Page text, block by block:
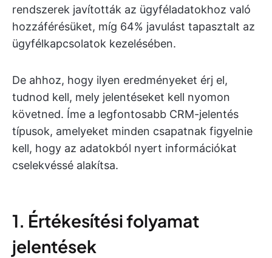
rendszerek javították az ügyféladatokhoz való
hozzáférésüket, míg 64% javulást tapasztalt az
ügyfélkapcsolatok kezelésében.
De ahhoz, hogy ilyen eredményeket érj el,
tudnod kell, mely jelentéseket kell nyomon
követned. Íme a legfontosabb CRM-jelentés
típusok, amelyeket minden csapatnak figyelnie
kell, hogy az adatokból nyert információkat
cselekvéssé alakítsa.
1. Értékesítési folyamat
jelentések